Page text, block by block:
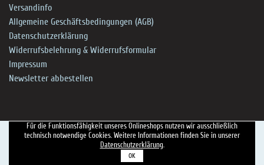
Versandinfo
Allgemeine Geschäftsbedingungen (AGB)
Datenschutzerklärung
Widerrufsbelehrung & Widerrufsformular
Impressum
Newsletter abbestellen
Für die Funktionsfähigkeit unseres Onlineshops nutzen wir ausschließlich
technisch notwendige Cookies. Weitere Informationen finden Sie in unserer
Datenschutzerklärung.
OK